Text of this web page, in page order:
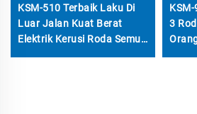
KSM-510 Terbaik Laku Di
Luar Jalan Kuat Berat
Elektrik Kerusi Roda Semua
3